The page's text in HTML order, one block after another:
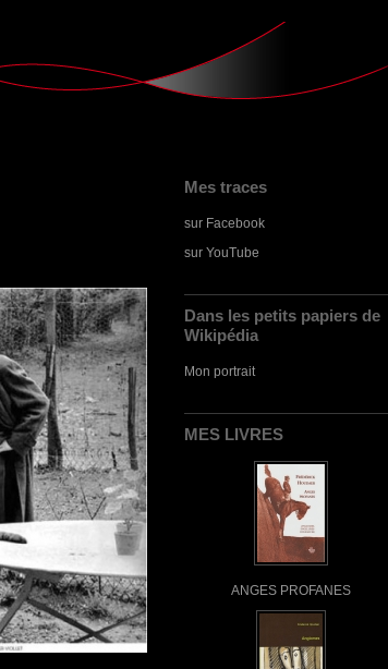
Mes traces
sur Facebook
sur YouTube
Dans les petits papiers de
Wikipédia
Mon portrait
MES LIVRES
ANGES PROFANES